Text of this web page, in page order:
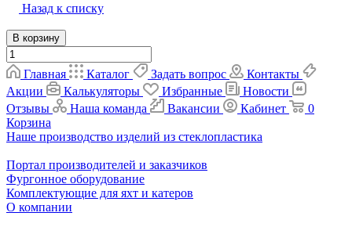
Назад к списку
В корзину
Главная Каталог Задать вопрос
Контакты
Акции
Калькуляторы Избранные
Новости
Отзывы
Наша команда Вакансии Кабинет
0
Корзина
Наше производство изделий из стеклопластика
Портал производителей и заказчиков
Фургонное оборудование
Комплектующие для яхт и катеров
О компании